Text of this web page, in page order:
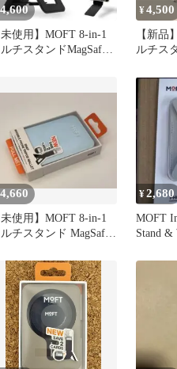
4,600
未使用】MOFT 8-in-1
チスタンドMagSafe
¥4,500
【新品
ルチス
4,660
未使用】MOFT 8-in-1
チスタンド MagSafe
¥2,680
MOFT
Stand &